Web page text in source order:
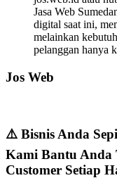
Jasa Web
digital saat ini,
melainkan
pelanggan hanya
Jos Web
⚠️ Bisnis Anda
Kami Bantu Anda
Customer Setiap